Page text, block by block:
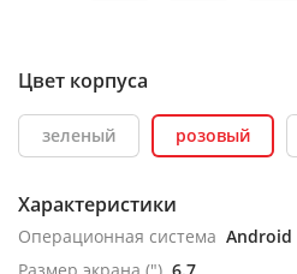
Цвет корпуса
зеленый розовый
Характеристики
Операционная система Android